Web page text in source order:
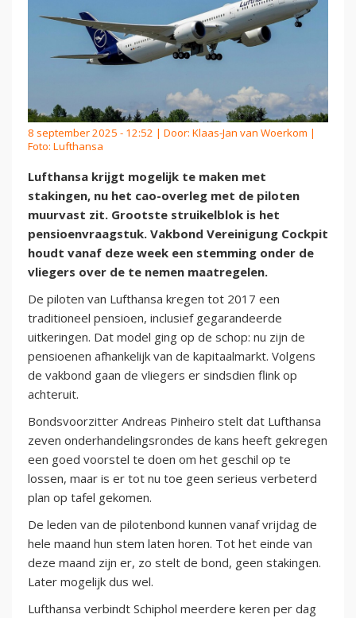
8 september 2025 - 12:52 | Door: Klaas-Jan van Woerkom |
Foto: Lufthansa
Lufthansa krijgt mogelijk te maken met
stakingen, nu het cao-overleg met de piloten
muurvast zit. Grootste struikelblok is het
pensioenvraagstuk. Vakbond Vereinigung Cockpit
houdt vanaf deze week een stemming onder de
vliegers over de te nemen maatregelen.
De piloten van Lufthansa kregen tot 2017 een
traditioneel pensioen, inclusief gegarandeerde
uitkeringen. Dat model ging op de schop: nu zijn de
pensioenen afhankelijk van de kapitaalmarkt. Volgens
de vakbond gaan de vliegers er sindsdien flink op
achteruit.
Bondsvoorzitter Andreas Pinheiro stelt dat Lufthansa
zeven onderhandelingsrondes de kans heeft gekregen
een goed voorstel te doen om het geschil op te
lossen, maar is er tot nu toe geen serieus verbeterd
plan op tafel gekomen.
De leden van de pilotenbond kunnen vanaf vrijdag de
hele maand hun stem laten horen. Tot het einde van
deze maand zijn er, zo stelt de bond, geen stakingen.
Later mogelijk dus wel.
Lufthansa verbindt Schiphol meerdere keren per dag